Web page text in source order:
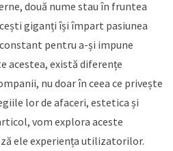
două nume stau în fruntea
giganți își împart pasiunea
pentru a-și impune
acestea, există diferențe
nu doar în ceea ce privește
lor de afaceri, estetica și
vom explora aceste
ele experiența utilizatorilor.